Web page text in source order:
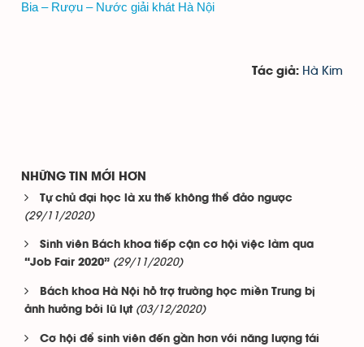
Bia – Rượu – Nước giải khát Hà Nội
Tác giả: Hà Kim
NHỮNG TIN MỚI HƠN
Tự chủ đại học là xu thế không thể đảo ngược
(29/11/2020)
Sinh viên Bách khoa tiếp cận cơ hội việc làm qua
“Job Fair 2020” (29/11/2020)
Bách khoa Hà Nội hỗ trợ trường học miền Trung bị
ảnh hưởng bởi lũ lụt (03/12/2020)
Cơ hội để sinh viên đến gần hơn với năng lượng tái